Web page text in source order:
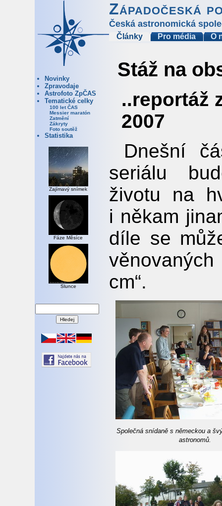
Západočeská
Česká astronomická
Články Pro média O
Novinky
Zpravodaje
Astrofoto ZpČAS
Tematické celky
100 let ČAS
Messier maratón
Zatmění
Zákryty
Foto soutěž
Statistika
Zajímavý snímek
Fáze Měsíce
Slunce
Stáž na
..reportáž
2007
Dnešní
seriálu
životu na
i někam
díle se
cm“.
Společná snídaně s německou a
astronomů.